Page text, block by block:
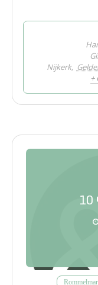
Nijkerk,
+
10